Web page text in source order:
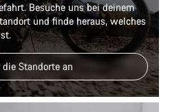
Besuche uns bei deinem
und finde heraus, welches
Standorte an